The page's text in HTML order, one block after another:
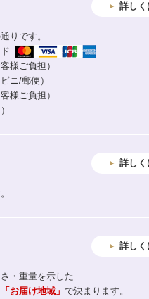
詳しく
りです。
様ご負担）
ニ/郵便）
様ご負担）
詳しく
詳しく
・重量を示した
「お届け地域」 で決まります。